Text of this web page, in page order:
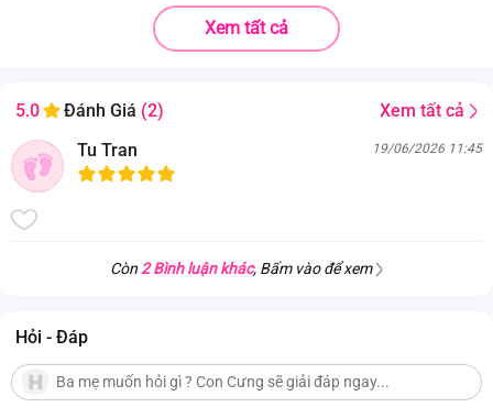
Tay áo sát nách cách điệu giúp tăng nét nữ tính, dịu dàng
. Hoạ tiết dễ thương giúp vẻ ngoài của bé thêm nổi bật, xinh
xắn.
Xem tất cả
5.0 Đánh Giá (2)
Xem tất cả
Tu Tran
19/06/2026 11:45
Còn 2 Bình luận khác, Bấm vào để xem
Hỏi - Đáp